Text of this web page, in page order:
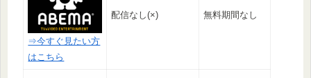
⇒今すぐ見たい方
はこちら
配信なし(×) 無料期間なし